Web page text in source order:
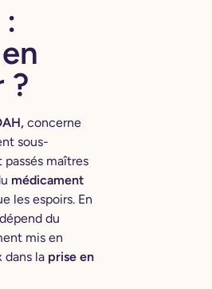
?
concerne
sous-
maîtres
médicament
les espoirs. En
du
mis en
dans la prise en